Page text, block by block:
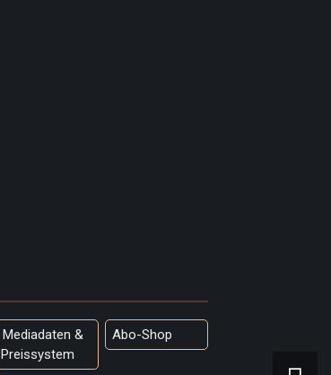
Mediadaten &
Preissystem
Abo-Shop